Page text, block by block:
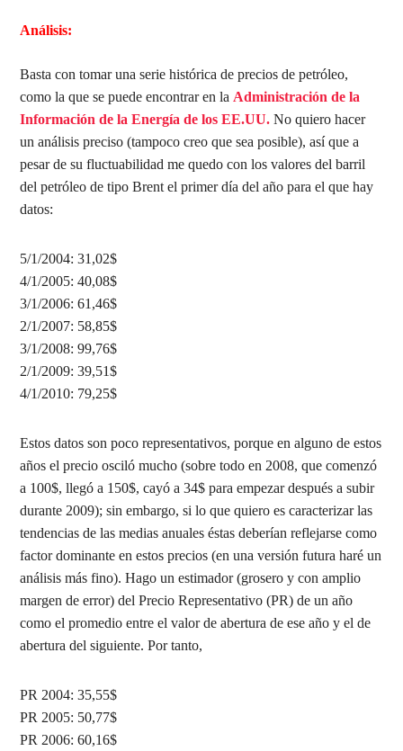
Análisis:
Basta con tomar una serie histórica de precios de petróleo,
como la que se puede encontrar en la Administración de la
Información de la Energía de los EE.UU. No quiero hacer
un análisis preciso (tampoco creo que sea posible), así que a
pesar de su fluctuabilidad me quedo con los valores del barril
del petróleo de tipo Brent el primer día del año para el que hay
datos:
5/1/2004: 31,02$
4/1/2005: 40,08$
3/1/2006: 61,46$
2/1/2007: 58,85$
3/1/2008: 99,76$
2/1/2009: 39,51$
4/1/2010: 79,25$
Estos datos son poco representativos, porque en alguno de estos
años el precio osciló mucho (sobre todo en 2008, que comenzó
a 100$, llegó a 150$, cayó a 34$ para empezar después a subir
durante 2009); sin embargo, si lo que quiero es caracterizar las
tendencias de las medias anuales éstas deberían reflejarse como
factor dominante en estos precios (en una versión futura haré un
análisis más fino). Hago un estimador (grosero y con amplio
margen de error) del Precio Representativo (PR) de un año
como el promedio entre el valor de abertura de ese año y el de
abertura del siguiente. Por tanto,
PR 2004: 35,55$
PR 2005: 50,77$
PR 2006: 60,16$